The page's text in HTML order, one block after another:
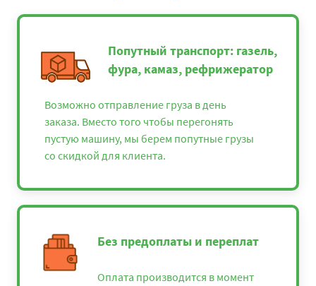
Попутный транспорт: газель,
фура, камаз, рефрижератор
Возможно отправление груза в день
заказа. Вместо того чтобы перегонять
пустую машину, мы берем попутные грузы
со скидкой для клиента.
Без предоплаты и переплат
Оплата производится в момент